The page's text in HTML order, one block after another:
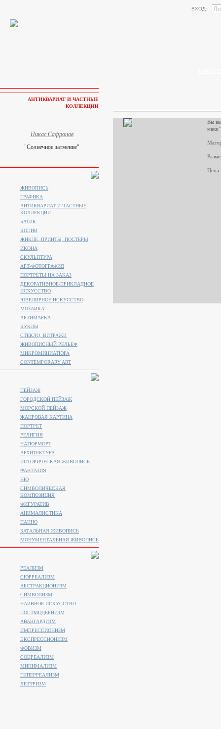
ВХОД:
Вы
АНТИКВАРИАТ И ЧАСТНЫЕ
КОЛЛЕКЦИИ
Никас Сафронов
"Солнечное затмение"
ЖИВОПИСЬ
ГРАФИКА
АНТИКВАРИАТ И ЧАСТНЫЕ
КОЛЛЕКЦИИ
БАТИК
КОПИИ
ЖИКЛЕ, ПРИНТЫ, ПОСТЕРЫ
ИКОНА
СКУЛЬПТУРА
АРТ-ФОТОГРАФИЯ
ПОРТРЕТЫ НА ЗАКАЗ
ДЕКОРАТИВНОЕ-ПРИКЛАДНОЕ
ИСКУССТВО
ЮВЕЛИРНОЕ ИСКУССТВО
МОЗАИКА
АРТИМАРКА
КУКЛЫ
СТЕКЛО, ВИТРАЖИ
ЖИВОПИСНЫЙ РЕЛЬЕФ
МИКРОМИНИАТЮРА
CONTEMPORARY ART
ПЕЙЗАЖ
ГОРОДСКОЙ ПЕЙЗАЖ
МОРСКОЙ ПЕЙЗАЖ
ЖАНРОВАЯ КАРТИНА
ПОРТРЕТ
РЕЛИГИЯ
НАТЮРМОРТ
АРХИТЕКТУРА
ИСТОРИЧЕСКАЯ ЖИВОПИСЬ
ФАНТАЗИЯ
НЮ
СИМВОЛИЧЕСКАЯ
КОМПОЗИЦИЯ
ФИГУРАТИВ
АНИМАЛИСТИКA
ПАННО
БАТАЛЬНАЯ ЖИВОПИСЬ
МОНУМЕНТАЛЬНАЯ ЖИВОПИСЬ
РЕАЛИЗМ
СЮРРЕАЛИЗМ
АБСТРАКЦИОНИЗМ
СИМВОЛИЗМ
НАИВНОЕ ИСКУССТВО
ПОСТМОДЕРНИЗМ
АВАНГАРДИЗМ
ИМПРЕССИОНИЗМ
ЭКСПРЕССИОНИЗМ
ФОВИЗМ
СОЦРЕАЛИЗМ
МИНИМАЛИЗМ
ГИПЕРРЕАЛИЗМ
ЛЕТТРИЗМ